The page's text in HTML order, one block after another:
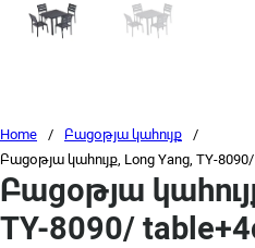
Home / Բացօթյա կահույք
/
Բացօթյա կահույք, Long Yang, TY-
Բացօթյա
TY-8090/